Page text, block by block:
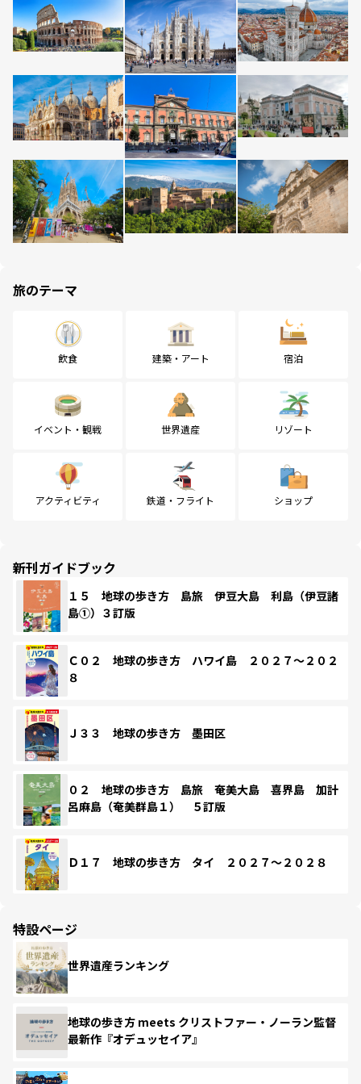
旅のテーマ
飲食 建築・アート 宿泊
イベント・観戦 世界遺産 リゾート
アクティビティ 鉄道・フライト ショップ
新刊ガイドブック
１５ 地球の歩き方 島旅 伊豆大島 利島（伊豆諸
島①）３訂版
Ｃ０２ 地球の歩き方 ハワイ島 ２０２７～２０２
８
Ｊ３３ 地球の歩き方 墨田区
０２ 地球の歩き方 島旅 奄美大島 喜界島 加計
呂麻島（奄美群島１） ５訂版
Ｄ１７ 地球の歩き方 タイ ２０２７～２０２８
特設ページ
世界遺産ランキング
地球の歩き方 meets クリストファー・ノーラン監督
最新作『オデュッセイア』